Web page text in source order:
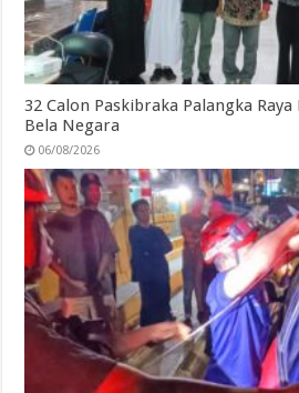
32 Calon Paskibraka Palangka
Bela Negara
06/08/2026